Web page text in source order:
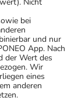
bei
und nur
App. Nach
der Wert des
Wir
eines
anderen